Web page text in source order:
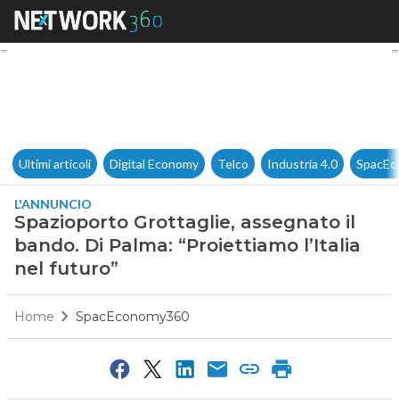
Spazioporto Grottaglie,
Ultimi articoli Digital Economy Telco Industria 4.0
L'ANNUNCIO
Spazioporto Grottaglie, assegnato il
bando. Di Palma: “Proiettiamo l’Italia
nel futuro”
Home SpacEconomy360